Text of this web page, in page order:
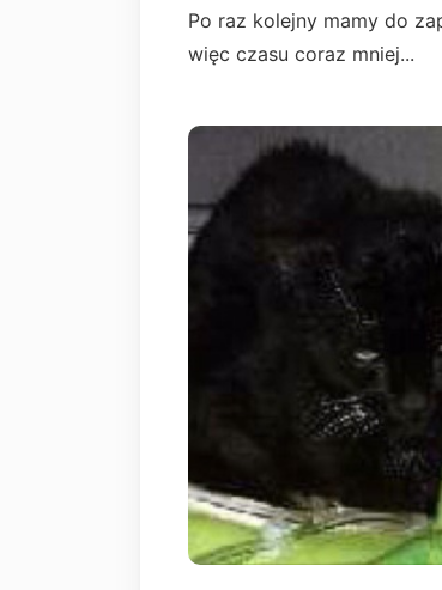
Po raz kolejny mamy do
więc czasu coraz mniej...